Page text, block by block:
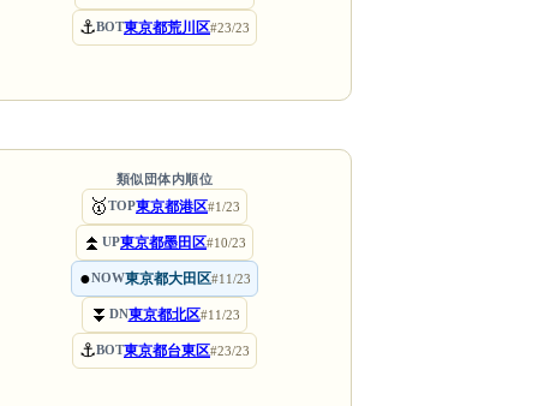
⚓BOT東京都荒川区#23/23
類似団体内順位
🥇TOP東京都港区#1/23
⏫ UP東京都墨田区#10/23
●NOW東京都大田区#11/23
⏬ DN東京都北区#11/23
⚓BOT東京都台東区#23/23